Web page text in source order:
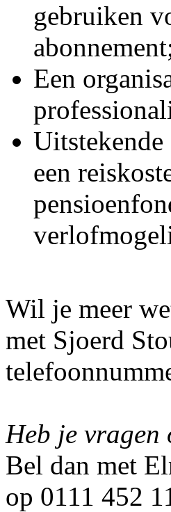
gebruiken
Een
Uitstekende
een
Wil je meer
met Sjoerd
Heb je vragen
Bel dan met
op 0111 452